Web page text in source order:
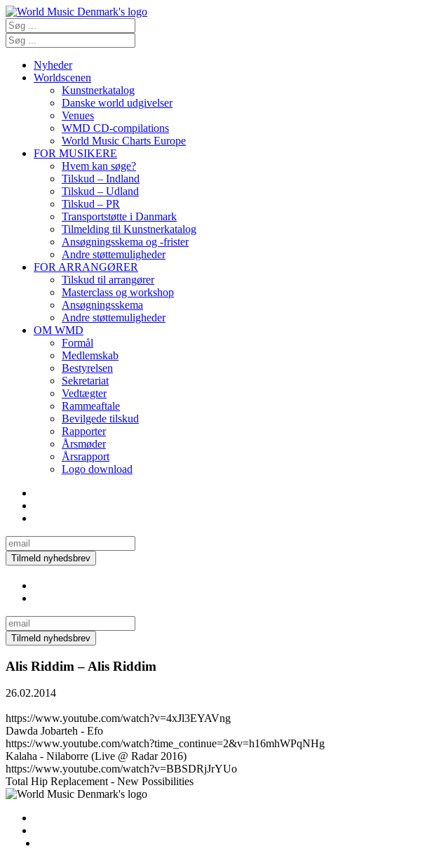
Nyheder
Worldscenen
Kunstnerkatalog
Danske world udgivelser
Venues
WMD CD-compilations
World Music Charts Europe
FOR MUSIKERE
Hvem kan søge?
Tilskud – Indland
Tilskud – Udland
Tilskud – PR
Transportstøtte i Danmark
Tilmelding til Kunstnerkatalog
Ansøgningsskema og -frister
Andre støttemuligheder
FOR ARRANGØRER
Tilskud til arrangører
Masterclass og workshop
Ansøgningsskema
Andre støttemuligheder
OM WMD
Formål
Medlemskab
Bestyrelsen
Sekretariat
Vedtægter
Rammeaftale
Bevilgede tilskud
Rapporter
Årsmøder
Årsrapport
Logo download
Alis Riddim – Alis Riddim
26.02.2014
https://www.youtube.com/watch?v=4xJl3EYAVng
Dawda Jobarteh - Efo
https://www.youtube.com/watch?time_continue=2&v=h16mhWPqNHg
Kalaha - Nilaborre (Live @ Radar 2016)
https://www.youtube.com/watch?v=BBSDRjJrYUo
Total Hip Replacement - New Possibilities